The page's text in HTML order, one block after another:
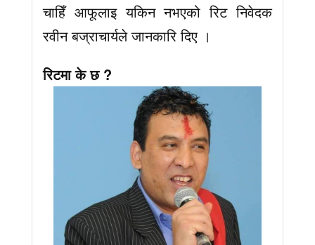
चाहिँ आफूलाइ यकिन नभएको रिट निवेदक
रवीन बज्राचार्यले जानकारि दिए ।
रिटमा के छ ?